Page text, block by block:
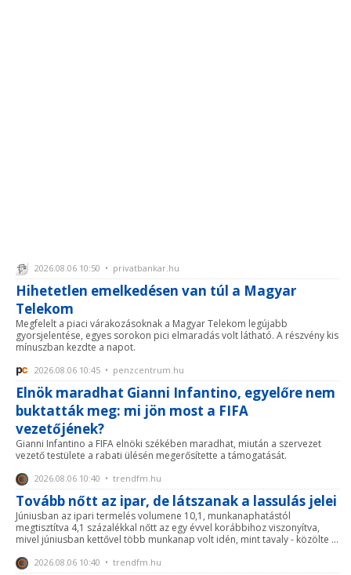
2026.08.06 10:50 • privatbankar.hu
Hihetetlen emelkedésen van túl a Magyar
Telekom
Megfelelt a piaci várakozásoknak a Magyar Telekom legújabb
gyorsjelentése, egyes sorokon pici elmaradás volt látható. A részvény kis
mínuszban kezdte a napot.
2026.08.06 10:45 • penzcentrum.hu
Elnök maradhat Gianni Infantino, egyelőre nem
buktatták meg: mi jön most a FIFA
vezetőjének?
Gianni Infantino a FIFA elnöki székében maradhat, miután a szervezet
vezető testülete a rabati ülésén megerősítette a támogatását.
2026.08.06 10:40 • trendfm.hu
Tovább nőtt az ipar, de látszanak a lassulás jelei
Júniusban az ipari termelés volumene 10,1, munkanaphatástól
megtisztítva 4,1 százalékkal nőtt az egy évvel korábbihoz viszonyítva,
mivel júniusban kettővel több munkanap volt idén, mint tavaly - közölte ...
2026.08.06 10:40 • trendfm.hu